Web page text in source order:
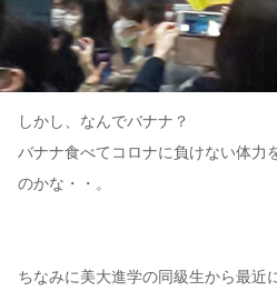
しかし、なんでバナナ？
バナナ食べてコロナに負けない体力
のかな・・。
ちなみに美大進学の同級生から最近